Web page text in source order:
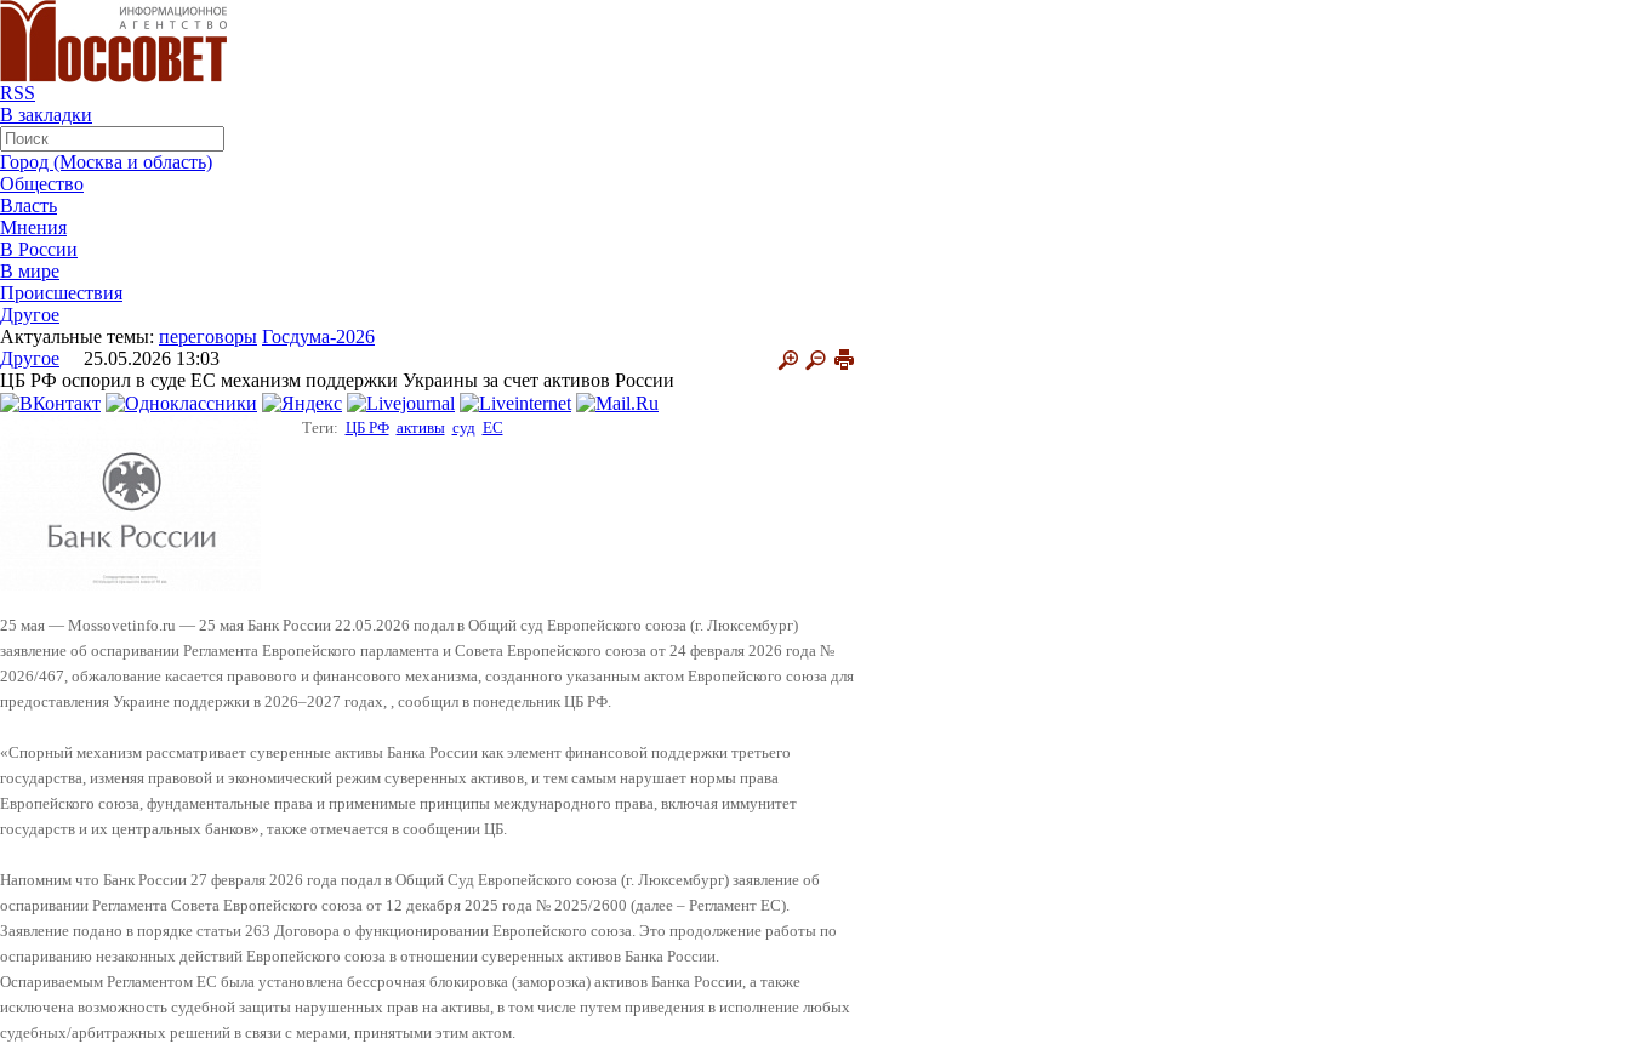
RSS
В закладки
Город (Москва и область)
Общество
Власть
Мнения
В России
В мире
Происшествия
Другое
Актуальные темы: переговоры Госдума-2026
Другое 25.05.2026 13:03
ЦБ РФ оспорил в суде ЕС механизм поддержки Украины за счет активов России
Теги: ЦБ РФ активы суд ЕС
25 мая — Mossovetinfo.ru — 25 мая Банк России 22.05.2026 подал в Общий суд Европейского союза (г. Люксембург)
заявление об оспаривании Регламента Европейского парламента и Совета Европейского союза от 24 февраля 2026 года №
2026/467, обжалование касается правового и финансового механизма, созданного указанным актом Европейского союза для
предоставления Украине поддержки в 2026–2027 годах, , сообщил в понедельник ЦБ РФ.
«Спорный механизм рассматривает суверенные активы Банка России как элемент финансовой поддержки третьего
государства, изменяя правовой и экономический режим суверенных активов, и тем самым нарушает нормы права
Европейского союза, фундаментальные права и применимые принципы международного права, включая иммунитет
государств и их центральных банков», также отмечается в сообщении ЦБ.
Напомним что Банк России 27 февраля 2026 года подал в Общий Суд Европейского союза (г. Люксембург) заявление об
оспаривании Регламента Совета Европейского союза от 12 декабря 2025 года № 2025/2600 (далее – Регламент ЕС).
Заявление подано в порядке статьи 263 Договора о функционировании Европейского союза. Это продолжение работы по
оспариванию незаконных действий Европейского союза в отношении суверенных активов Банка России.
Оспариваемым Регламентом ЕС была установлена бессрочная блокировка (заморозка) активов Банка России, а также
исключена возможность судебной защиты нарушенных прав на активы, в том числе путем приведения в исполнение любых
судебных/арбитражных решений в связи с мерами, принятыми этим актом.